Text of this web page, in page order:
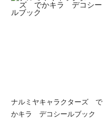
ナルミヤキャラクターズ で
かキラ デコシールブック